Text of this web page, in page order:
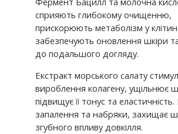
сприяють глибокому очищенню,
прискорюють метаболізм у
забезпечують оновлення шкіри та
до подальшого догляду.
Екстракт морського салату
вироблення колагену, ущільнює
підвищує її тонус та еластичність.
запалення та набряки, захищає
згубного впливу довкілля.